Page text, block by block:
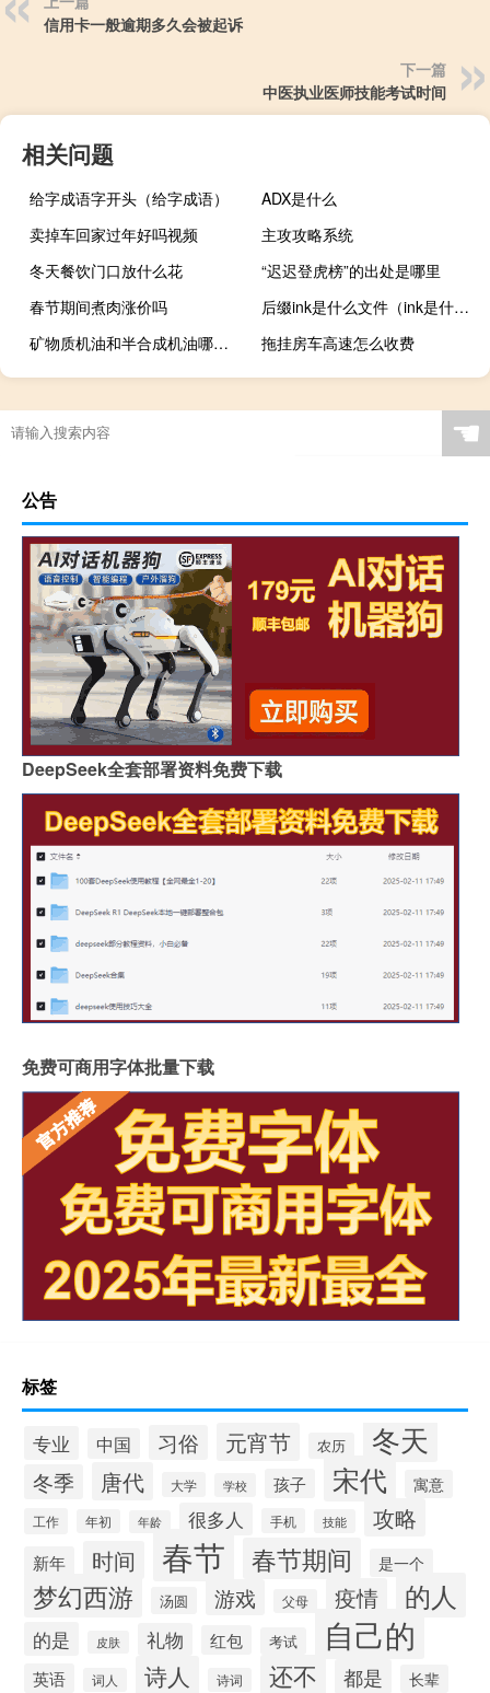
信用卡一般逾期多久会被起诉
下一篇
中医执业医师技能考试时间
相关问题
给字成语字开头（给字成语）
ADX是什么
卖掉车回家过年好吗视频
主攻攻略系统
冬天餐饮门口放什么花
“迟迟登虎榜”的出处是哪里
春节期间煮肉涨价吗
后缀ink是什么文件（ink是什么文件）
矿物质机油和半合成机油哪个好（矿物质机油和半合成机油的区别）
拖挂房车高速怎么收费
☚
公告
DeepSeek全套部署资料免费下载
免费可商用字体批量下载
标签
专业 中国 习俗 元宵节 农历 冬天
冬季 唐代 大学 学校 孩子 宋代 寓意
工作 年初 年龄 很多人 手机 技能 攻略
新年 时间 春节 春节期间 是一个
梦幻西游 汤圆 游戏 父母 疫情 的人
的是 皮肤 礼物 红包 考试 自己的
英语 词人 诗人 诗词 还不 都是 长辈